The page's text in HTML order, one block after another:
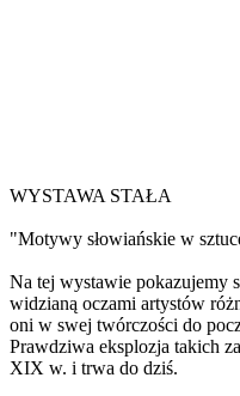
WYSTAWA STAŁA
"Motywy słowiańskie w
Na tej wystawie pokazujemy
widzianą oczami artystów
oni w swej twórczości do
Prawdziwa eksplozja takich
XIX w. i trwa do dziś.